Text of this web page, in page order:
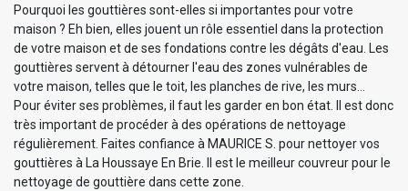
Pourquoi les gouttières sont-elles si importantes pour votre
maison ? Eh bien, elles jouent un rôle essentiel dans la protection
de votre maison et de ses fondations contre les dégâts d'eau. Les
gouttières servent à détourner l'eau des zones vulnérables de
votre maison, telles que le toit, les planches de rive, les murs…
Pour éviter ses problèmes, il faut les garder en bon état. Il est donc
très important de procéder à des opérations de nettoyage
régulièrement. Faites confiance à MAURICE S. pour nettoyer vos
gouttières à La Houssaye En Brie. Il est le meilleur couvreur pour le
nettoyage de gouttière dans cette zone.